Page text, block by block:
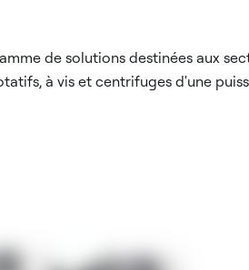
de solutions destinées aux
à vis et centrifuges d'une